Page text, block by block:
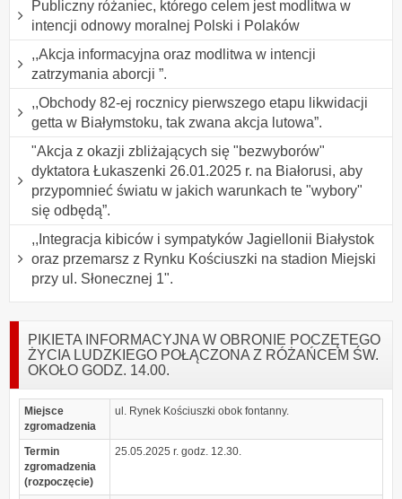
Publiczny różaniec, którego celem jest modlitwa w
intencji odnowy moralnej Polski i Polaków
,,Akcja informacyjna oraz modlitwa w intencji
zatrzymania aborcji ”.
,,Obchody 82-ej rocznicy pierwszego etapu likwidacji
getta w Białymstoku, tak zwana akcja lutowa”.
"Akcja z okazji zbliżających się "bezwyborów"
dyktatora Łukaszenki 26.01.2025 r. na Białorusi, aby
przypomnieć światu w jakich warunkach te "wybory"
się odbędą”.
,,Integracja kibiców i sympatyków Jagiellonii Białystok
oraz przemarsz z Rynku Kościuszki na stadion Miejski
przy ul. Słonecznej 1".
PIKIETA INFORMACYJNA W OBRONIE POCZĘTEGO
ŻYCIA LUDZKIEGO POŁĄCZONA Z RÓŻAŃCEM ŚW.
OKOŁO GODZ. 14.00.
Miejsce
zgromadzenia
ul. Rynek Kościuszki obok fontanny.
Termin
zgromadzenia
(rozpoczęcie)
25.05.2025 r. godz. 12.30.